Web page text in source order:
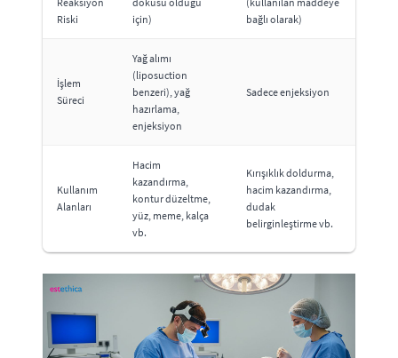
Riski
için)
bağlı olarak)
İşlem
Süreci
Yağ alımı
(liposuction
benzeri), yağ
hazırlama,
enjeksiyon
Sadece enjeksiyon
Kullanım
Alanları
Hacim
kazandırma,
kontur düzeltme,
yüz, meme, kalça
vb.
Kırışıklık doldurma,
hacim kazandırma,
dudak
belirginleştirme vb.